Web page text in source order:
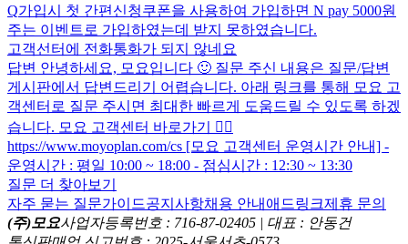
Q가입시 첫 간편신청쿠폰을 사용하여 가입하면 N pay 5000원
주는 이벤트로 가입하였는데 받지 못하였습니다.
고객선터에 전화통화가 되지 않네요
답변 안녕하세요, 모요입니다 🙂 질문 주신 내용은 질문/답변
게시판에서 답변드리기 어렵습니다. 아래 링크를 통해 모요 고
객센터로 질문 주시면 최대한 빠르게 도움드릴 수 있도록 하겠
습니다. 모요 고객센터 바로가기 👉🏻
https://www.moyoplan.com/cs [모요 고객센터 운영시간 안내] -
운영시간 : 평일 10:00 ~ 18:00 - 점심시간 : 12:30 ~ 13:30
질문 더 찾아보기
자주 묻는 질문가이드공지사항채용 안내 애드링크제휴 문의
(주)모요사업자등록번호 : 716-87-02405 | 대표 : 안동건